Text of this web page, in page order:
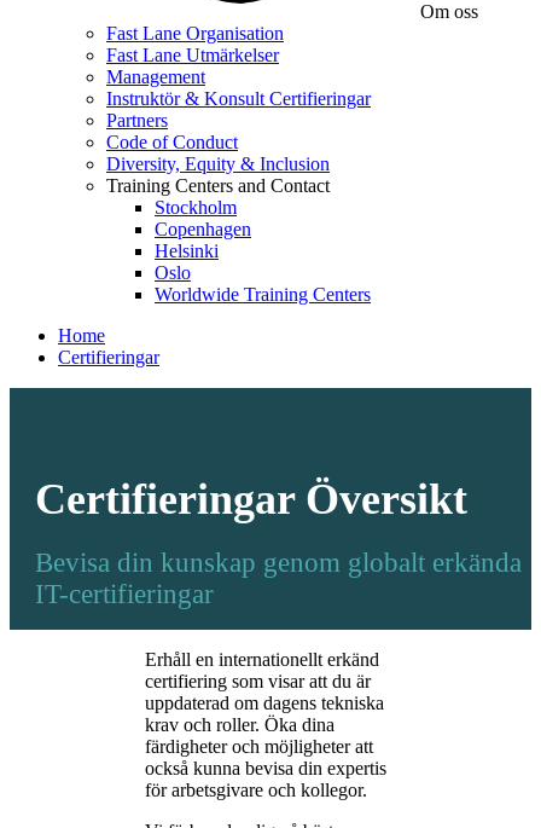
Om oss
Fast Lane Organisation
Fast Lane Utmärkelser
Management
Instruktör & Konsult Certifieringar
Partners
Code of Conduct
Diversity, Equity & Inclusion
Training Centers and Contact
Stockholm
Copenhagen
Helsinki
Oslo
Worldwide Training Centers
Home
Certifieringar
Certifieringar Översikt
Bevisa din kunskap genom globalt erkända
IT-certifieringar
Erhåll en internationellt erkänd
certifiering som visar att du är
uppdaterad om dagens tekniska
krav och roller. Öka dina
färdigheter och möjligheter att
också kunna bevisa din expertis
för arbetsgivare och kollegor.